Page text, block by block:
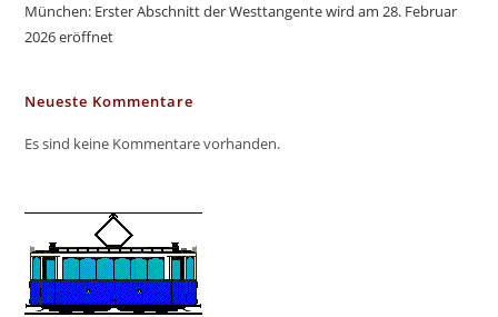
München: Erster Abschnitt der Westtangente wird am 28. Februar
2026 eröffnet
Neueste Kommentare
Es sind keine Kommentare vorhanden.